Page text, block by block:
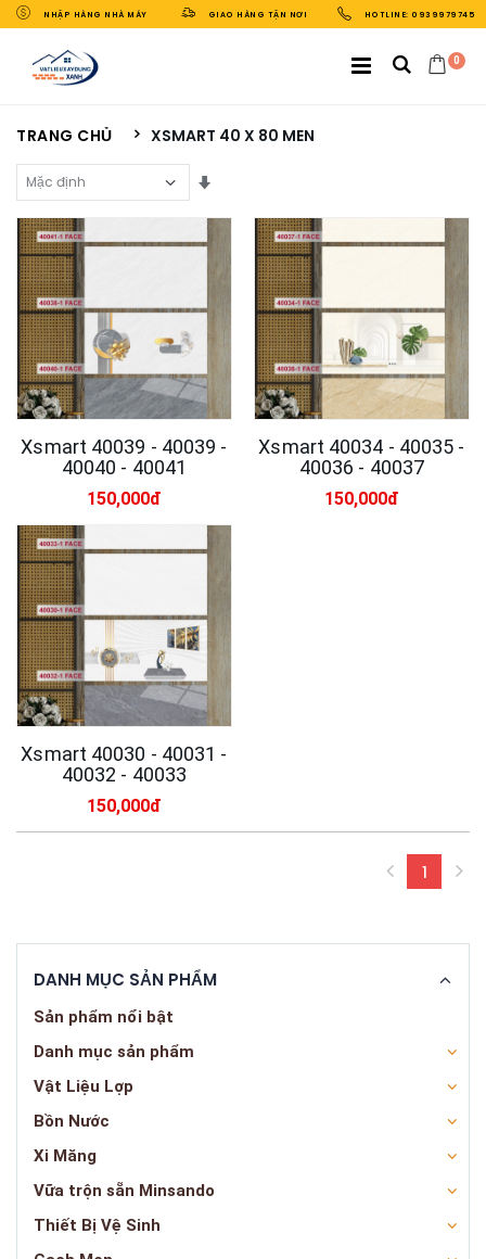
NHẬP HÀNG NHÀ MÁY GIAO HÀNG TẬN NƠI HOTLINE: 0939979745
0
TRANG CHỦ XSMART 40 X 80 MEN
Sắp Xếp Theo
Xsmart 40039 - 40039 -
40040 - 40041
150,000đ
Xsmart 40034 - 40035 -
40036 - 40037
150,000đ
Xsmart 40030 - 40031 -
40032 - 40033
150,000đ
1
DANH MỤC SẢN PHẨM
Sản phẩm nổi bật
Danh mục sản phẩm
Vật Liệu Lợp
Bồn Nước
Xi Măng
Vữa trộn sẵn Minsando
Thiết Bị Vệ Sinh